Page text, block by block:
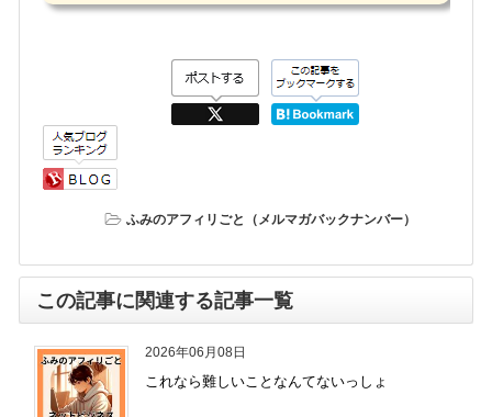
ふみのアフィリごと（メルマガバックナンバー）
この記事に関連する記事一覧
2026年06月08日
これなら難しいことなんてないっしょ